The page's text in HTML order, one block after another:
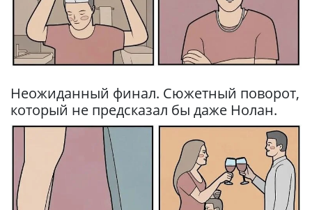
Неожиданный финал. Сюжетный поворот,
который не предсказал бы даже Нолан.